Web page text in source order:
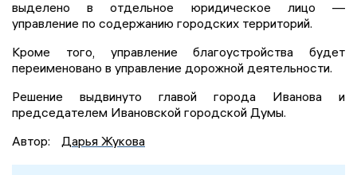
выделено в отдельное юридическое лицо —
управление по содержанию городских территорий.
Кроме того, управление благоустройства будет
переименовано в управление дорожной деятельности.
Решение выдвинуто главой города Иванова и
председателем Ивановской городской Думы.
Автор:
Дарья Жукова